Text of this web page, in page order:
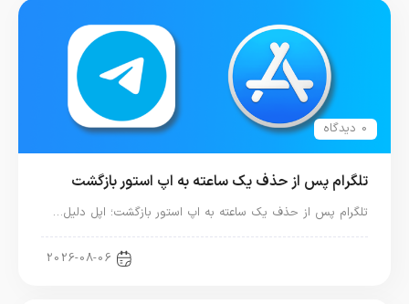
0 دیدگاه
تلگرام پس از حذف یک ساعته به اپ استور بازگشت
تلگرام پس از حذف یک ساعته به اپ استور بازگشت؛ اپل دلیل…
2026-08-06